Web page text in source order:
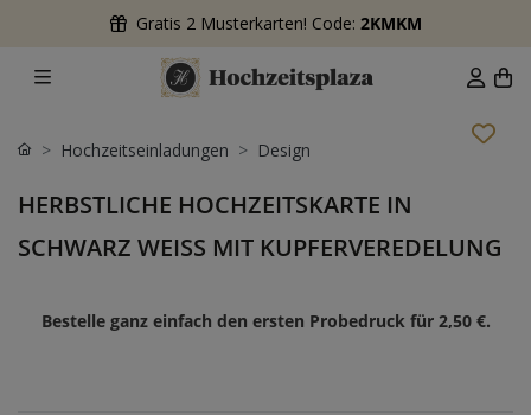
Gratis 2 Musterkarten! Code: 2KMKM
Hochzeitseinladungen Design
HERBSTLICHE HOCHZEITSKARTE IN
SCHWARZ WEISS MIT KUPFERVEREDELUNG
Bestelle ganz einfach den ersten Probedruck für 2,50 €.